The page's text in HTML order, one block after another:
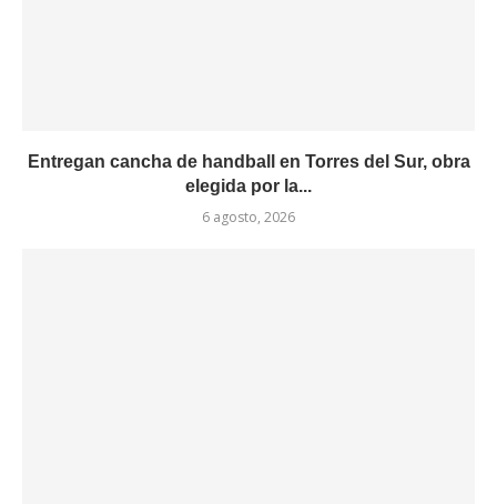
Entregan cancha de handball en Torres del Sur, obra
elegida por la...
6 agosto, 2026